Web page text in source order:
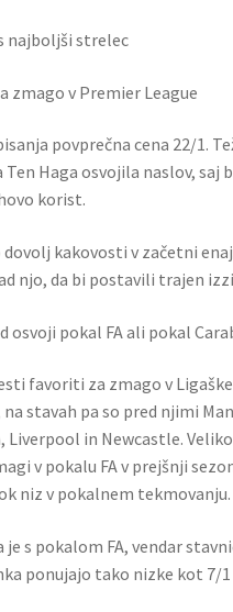
najboljši strelec
zmago v Premier League
povprečna cena 22/1.
Haga osvojila naslov, saj
korist.
dovolj kakovosti v začetni
njo, da bi postavili trajen
osvoji pokal FA ali pokal
favoriti za zmago v
stavah pa so pred njimi
Liverpool in Newcastle.
v pokalu FA v prejšnji
niz v pokalnem tekmovanju.
s pokalom FA, vendar
ponujajo tako nizke kot 7/1